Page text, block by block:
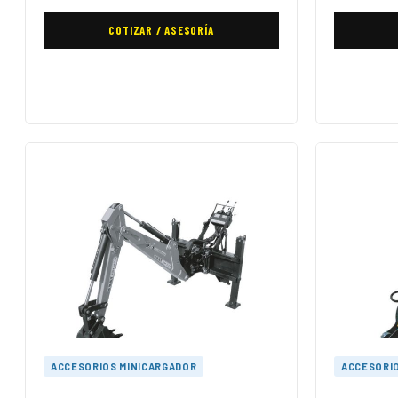
COTIZAR / ASESORÍA
ACCESORIOS MINICARGADOR